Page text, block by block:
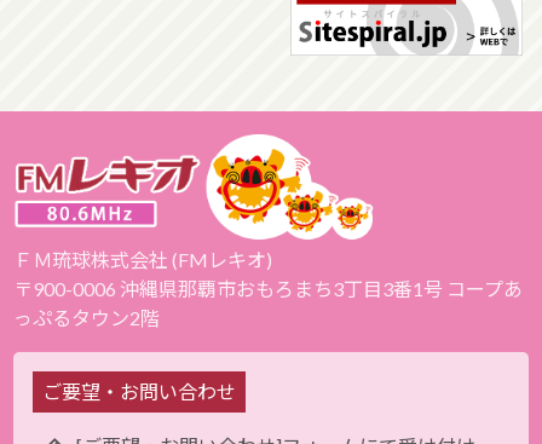
ＦＭ琉球株式会社 (FMレキオ)
〒900-0006 沖縄県那覇市おもろまち3丁目3番1号 コープあ
っぷるタウン2階
ご要望・お問い合わせ